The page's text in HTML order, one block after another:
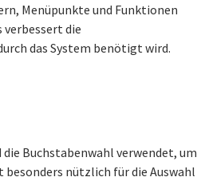
Menüpunkte und Funktionen
verbessert die
das System benötigt wird.
Buchstabenwahl verwendet, um
besonders nützlich für die Auswahl